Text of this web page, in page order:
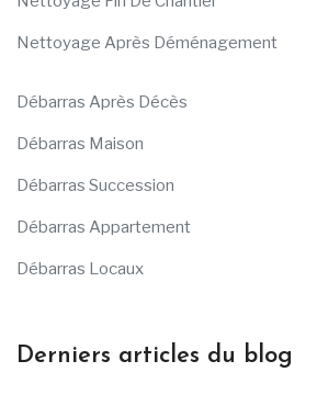
Nettoyage Après Déménagement
Débarras Après Décès
Débarras Maison
Débarras Succession
Débarras Appartement
Débarras Locaux
Derniers articles du blog